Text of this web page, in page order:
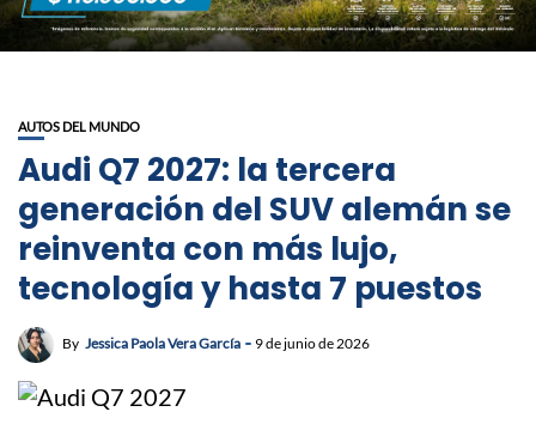
AUTOS DEL MUNDO
Audi Q7 2027: la tercera
generación del SUV alemán se
reinventa con más lujo,
tecnología y hasta 7 puestos
By Jessica Paola Vera García 9 de junio de 2026